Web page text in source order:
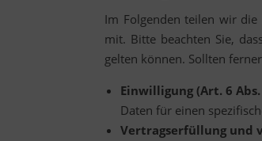
Im Folgenden teilen wir die
mit. Bitte beachten Sie,
gelten können. Sollten
Einwilligung (Art. 6 Abs.
Daten für einen
Vertragserfüllung und